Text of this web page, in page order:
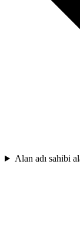
Alan adı sahibi